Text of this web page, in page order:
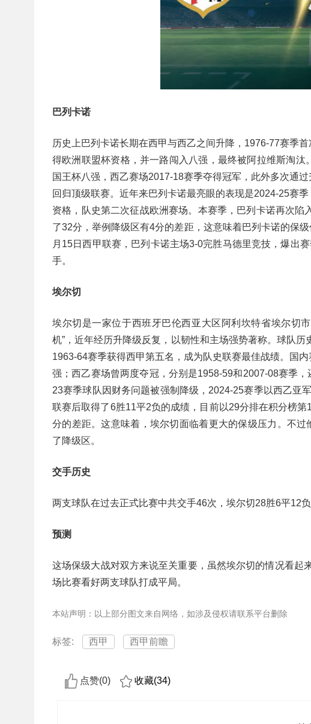
巴列卡诺
历史上巴列卡诺长期在西甲与西乙之间升降，1976-77赛季
得欧洲联盟杯资格，并一路闯入八强，最终被阿拉维斯淘
国王杯八强，西乙赛场2017-18赛季夺得冠军，此外多次通
回归顶级联赛。近年来巴列卡诺最亮眼的表现是2024-25赛
资格，队史第二次征战欧洲赛场。本赛季，巴列卡诺再次
了32分，举例降级区有4分的差距，这意味着巴列卡诺的保
月15日西甲联赛，巴列卡诺主场3-0完胜马德里竞技，爆出
手。
埃尔切
埃尔切是一家位于西班牙巴伦西亚大区阿利坎特省埃尔切
机”，近年经历升降级反复，以韧性和主场强势著称。球队
1963-64赛季获得西甲第五名，成为队史联赛最佳战绩。国
强；西乙赛场曾两度夺冠，分别是1958-59和2007-08赛季
23赛季球队因财务问题被强制降级，2024-25赛季以西乙亚
联赛后取得了6胜11平2负的成绩，目前以29分排在积分榜
分的差距。这意味着，埃尔切面临着更大的保级压力。不
了降级区。
交手历史
两支球队在过去正式比赛中共交手46次，埃尔切28胜6平12负
预测
这场保级大战对双方来说至关重要，虽然埃尔切的情况看
场比赛看好两支球队打成平局。
本站声明：以上部分图文来自网络，如涉及侵权请联系平台删除
标签: 西甲 西甲前瞻
点赞(0) 收藏(34)